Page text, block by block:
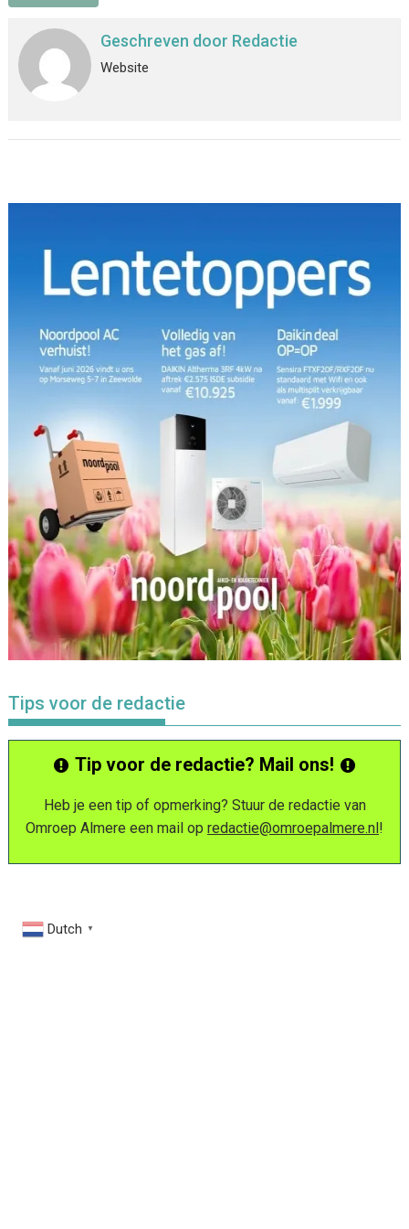
Geschreven door Redactie
Website
Tips voor de redactie
Tip voor de redactie? Mail ons!
Heb je een tip of opmerking? Stuur de redactie van
Omroep Almere een mail op redactie@omroepalmere.nl!
Dutch ▼